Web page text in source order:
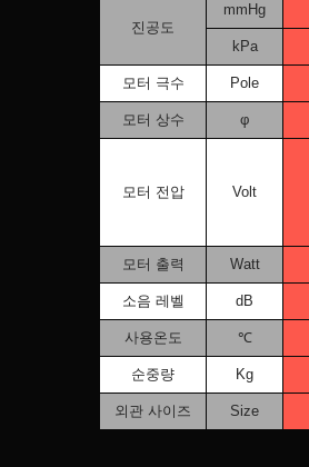
진공도
mmHg
kPa
모터 극수 Pole
모터 상수 φ
모터 전압 Volt
모터 출력 Watt
소음 레벨 dB
사용온도 ℃
순중량 Kg
외관 사이즈 Size